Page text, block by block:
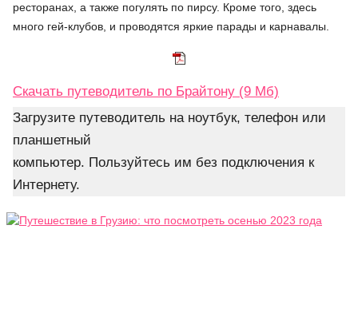
ресторанах, а также погулять по пирсу. Кроме того, здесь
много гей-клубов, и проводятся яркие парады и карнавалы.
Скачать путеводитель по Брайтону (9 Мб)
Загрузите путеводитель на ноутбук, телефон или
планшетный
компьютер. Пользуйтесь им без подключения к
Интернету.